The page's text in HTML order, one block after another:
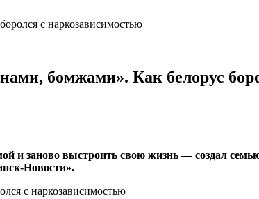
с наркозависимостью
бомжами». Как белорус
и заново выстроить свою жизнь — создал
Новости».